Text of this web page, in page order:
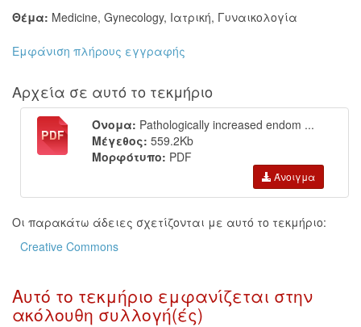
Θέμα: Medicine, Gynecology, Ιατρική, Γυναικολογία
Εμφάνιση πλήρους εγγραφής
Αρχεία σε αυτό το τεκμήριο
Όνομα: Pathologically increased endom ...
Μέγεθος: 559.2Kb
Μορφότυπο: PDF
Άνοιγμα
Οι παρακάτω άδειες σχετίζονται με αυτό το τεκμήριο:
Creative Commons
Αυτό το τεκμήριο εμφανίζεται στην
ακόλουθη συλλογή(ές)